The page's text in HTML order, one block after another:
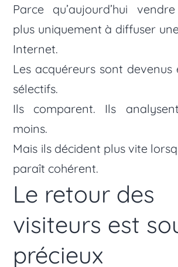
Parce qu’aujourd’hui
plus uniquement à diffuser
Internet.
Les acquéreurs sont
sélectifs.
Ils comparent. Ils
moins.
Mais ils décident plus vite
paraît cohérent.
Le retour des
visiteurs est
précieux